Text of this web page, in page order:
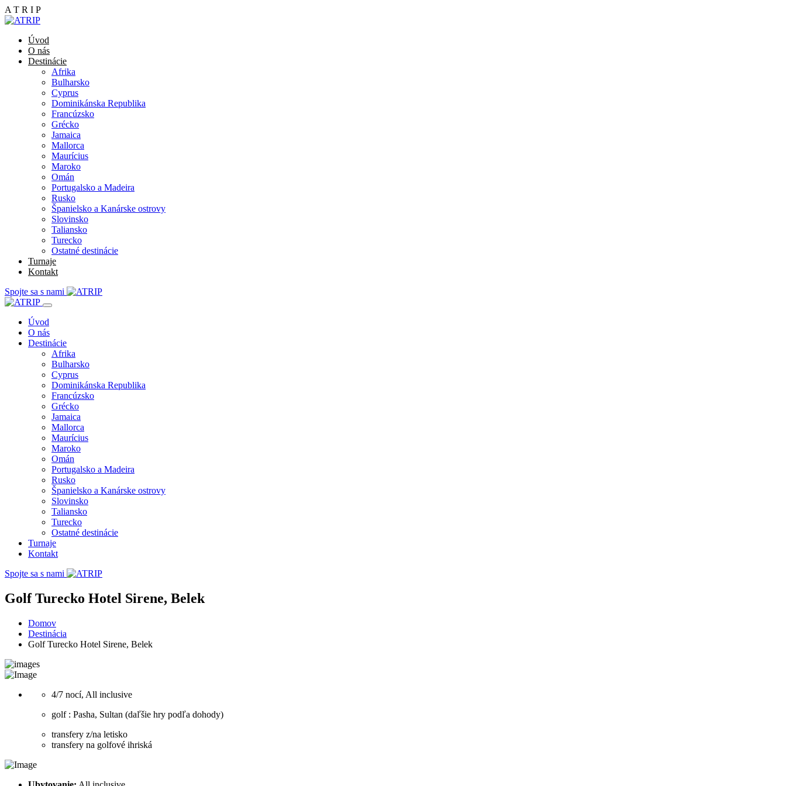
A T R I P
Úvod
O nás
Destinácie
Afrika
Bulharsko
Cyprus
Dominikánska Republika
Francúzsko
Grécko
Jamaica
Mallorca
Maurícius
Maroko
Omán
Portugalsko a Madeira
Rusko
Španielsko a Kanárske ostrovy
Slovinsko
Taliansko
Turecko
Ostatné destinácie
Turnaje
Kontakt
Spojte sa s nami
Úvod
O nás
Destinácie
Afrika
Bulharsko
Cyprus
Dominikánska Republika
Francúzsko
Grécko
Jamaica
Mallorca
Maurícius
Maroko
Omán
Portugalsko a Madeira
Rusko
Španielsko a Kanárske ostrovy
Slovinsko
Taliansko
Turecko
Ostatné destinácie
Turnaje
Kontakt
Spojte sa s nami
Golf Turecko Hotel Sirene, Belek
Domov
Destinácia
Golf Turecko Hotel Sirene, Belek
4/7 nocí, All inclusive
golf : Pasha, Sultan (daľšie hry podľa dohody)
transfery z/na letisko
transfery na golfové ihriská